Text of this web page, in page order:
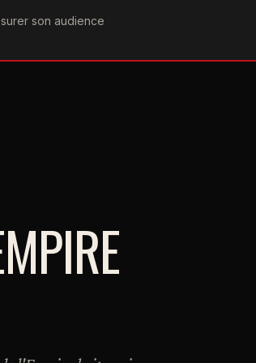
son audience
VIDÉOGRAPHIEFORUMS